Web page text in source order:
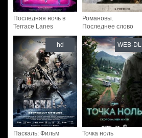
Последняя ночь в
Terrace Lanes
Романовы.
Последнее слово
Паскаль: Фильм
hd
Точка ноль
WEB-DL